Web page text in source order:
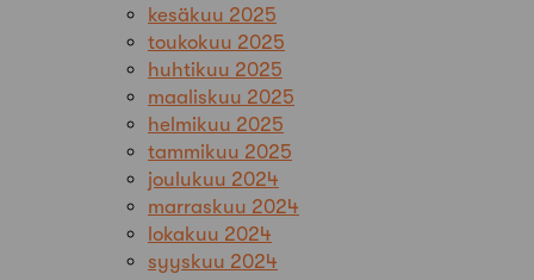
kesäkuu 2025
toukokuu 2025
huhtikuu 2025
maaliskuu 2025
helmikuu 2025
tammikuu 2025
joulukuu 2024
marraskuu 2024
lokakuu 2024
syyskuu 2024